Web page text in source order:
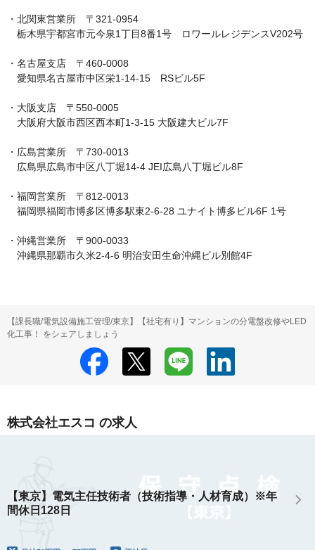
・北関東営業所　〒321-0954
栃木県宇都宮市元今泉1丁目8番1号　ロワールレジデンスV202号
・名古屋支店　〒460-0008
愛知県名古屋市中区栄1-14-15　RSビル5F
・大阪支店　〒550-0005
大阪府大阪市西区西本町1-3-15 大阪建大ビル7F
・広島営業所　〒730-0013
広島県広島市中区八丁堀14-4 JEI広島八丁堀ビル8F
・福岡営業所　〒812-0013
福岡県福岡市博多区博多駅東2-6-28 ユナイト博多ビル6F 1号
・沖縄営業所　〒900-0033
沖縄県那覇市久米2-4-6 明治安田生命沖縄ビル別館4F
【課長職/電気設備施工管理/東京】【社宅有り】マンションの分電盤改修やLED
化工事！ をシェアしましょう
株式会社エスコ の求人
【東京】電気主任技術者（技術指導・人材育成）※年
間休日128日